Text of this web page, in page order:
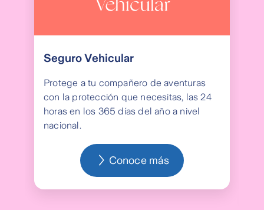
Seguro Vehicular
Protege a tu compañero de aventuras
con la protección que necesitas, las 24
horas en los 365 días del año a nivel
nacional.
Conoce más